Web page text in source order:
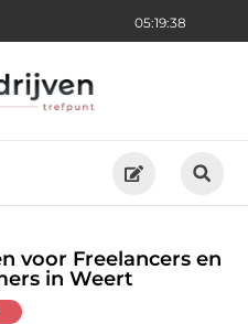
05:19:39
voor Freelancers en
in Weert